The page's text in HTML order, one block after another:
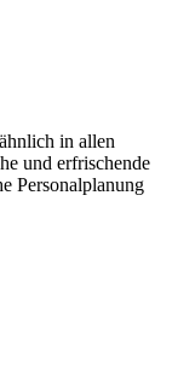
in allen
und erfrischende
Personalplanung